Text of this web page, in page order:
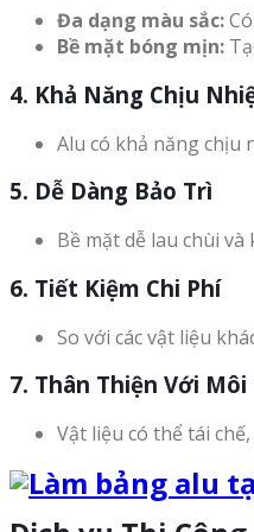
Đa dạng màu sắc:
Bề mặt bóng mịn:
4. Khả Năng Chịu
Alu có khả năng
5. Dễ Dàng Bảo Trì
Bề mặt dễ lau chùi
6. Tiết Kiệm Chi Phí
So với các vật liệu
7. Thân Thiện Với
Vật liệu có thể tái